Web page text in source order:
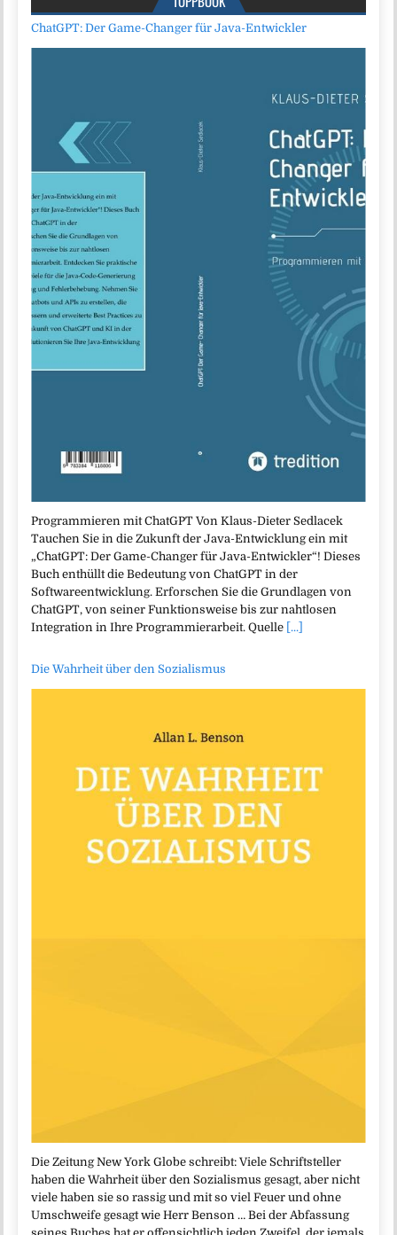
ChatGPT: Der Game-Changer für Java-Entwickler
Programmieren mit ChatGPT Von Klaus-Dieter Sedlacek
Tauchen Sie in die Zukunft der Java-Entwicklung ein mit
„ChatGPT: Der Game-Changer für Java-Entwickler“! Dieses
Buch enthüllt die Bedeutung von ChatGPT in der
Softwareentwicklung. Erforschen Sie die Grundlagen von
ChatGPT, von seiner Funktionsweise bis zur nahtlosen
Integration in Ihre Programmierarbeit. Quelle [...]
Die Wahrheit über den Sozialismus
Die Zeitung New York Globe schreibt: Viele Schriftsteller
haben die Wahrheit über den Sozialismus gesagt, aber nicht
viele haben sie so rassig und mit so viel Feuer und ohne
Umschweife gesagt wie Herr Benson … Bei der Abfassung